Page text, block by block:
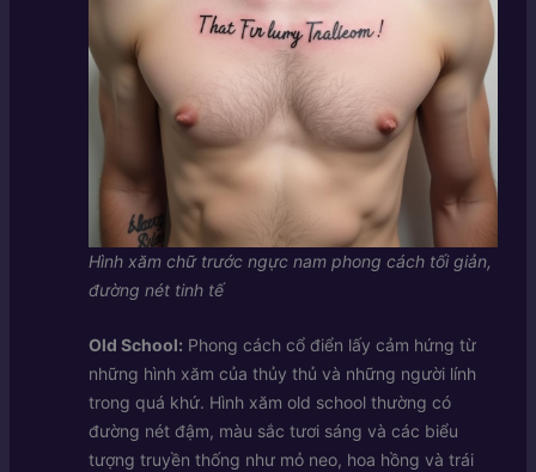
Hình xăm chữ trước ngực nam phong cách tối giản,
đường nét tinh tế
Old School: Phong cách cổ điển lấy cảm hứng từ
những hình xăm của thủy thủ và những người lính
trong quá khứ. Hình xăm old school thường có
đường nét đậm, màu sắc tươi sáng và các biểu
tượng truyền thống như mỏ neo, hoa hồng và trái